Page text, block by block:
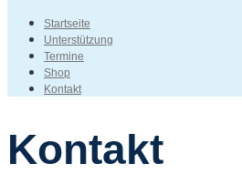
Startseite
Unterstützung
Termine
Shop
Kontakt
Kontakt